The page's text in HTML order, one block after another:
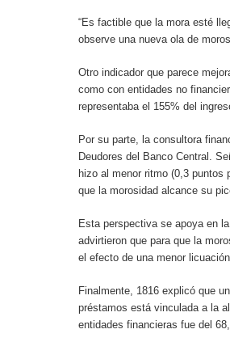
“Es factible que la mora esté
observe una nueva ola de
Otro indicador que parece
como con entidades no
representaba el 155% del
Por su parte, la consultora
Deudores del Banco Central.
hizo al menor ritmo (0,3
que la morosidad alcance su
Esta perspectiva se apoya en
advirtieron que para que la
el efecto de una menor
Finalmente, 1816 explicó que
préstamos está vinculada a la
entidades financieras fue del